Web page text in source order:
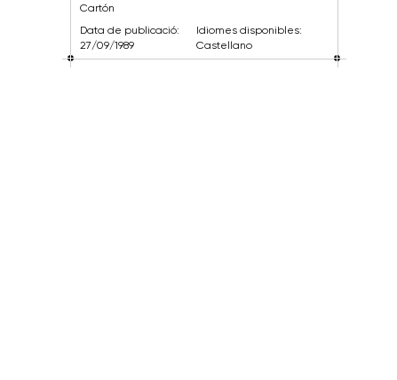
Cartón
Data de publicació:
27/09/1989
Idiomes disponibles:
Castellano